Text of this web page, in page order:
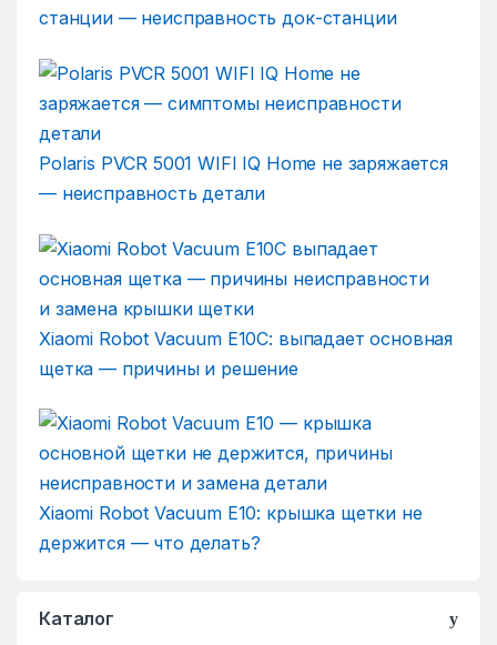
станции — неисправность док-станции
Polaris PVCR 5001 WIFI IQ Home не заряжается
— неисправность детали
Xiaomi Robot Vacuum E10C: выпадает основная
щетка — причины и решение
Xiaomi Robot Vacuum E10: крышка щетки не
держится — что делать?
Каталог